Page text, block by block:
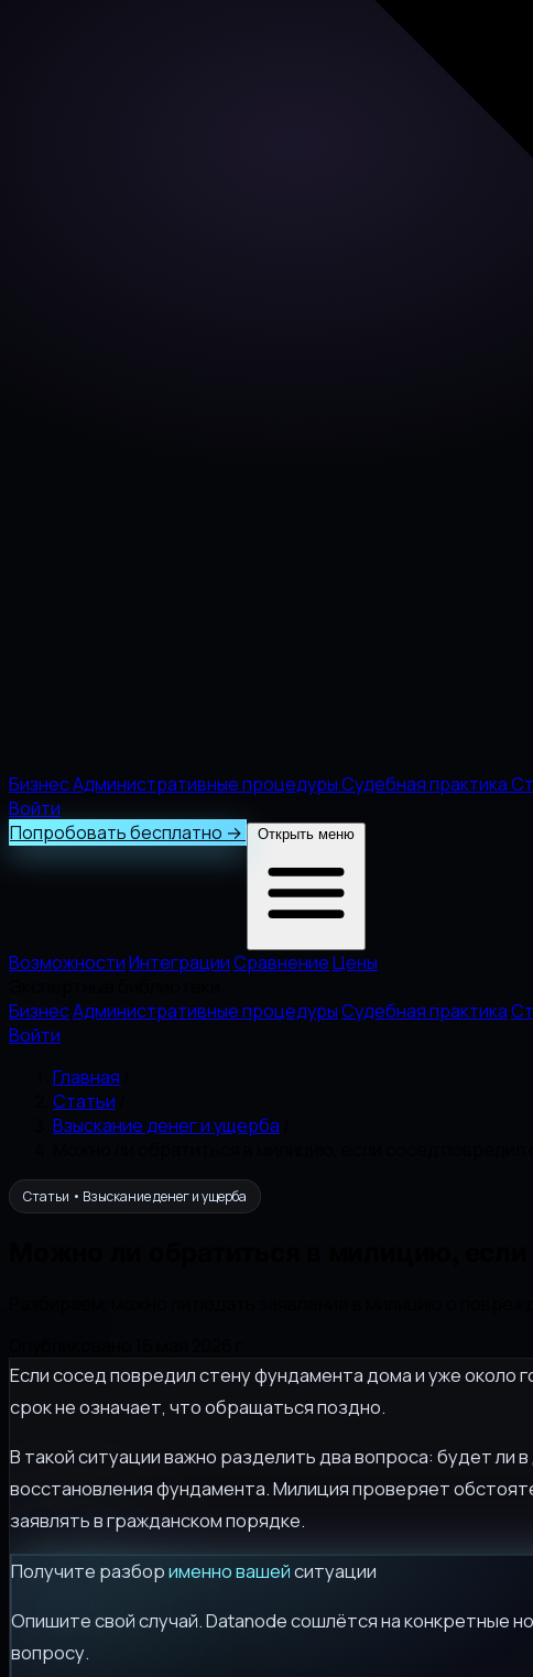
БизнесАдминистративные процедурыСудебная практика
Войти
Попробовать бесплатно → Открыть меню
ВозможностиИнтеграцииСравнениеЦены
БизнесАдминистративные процедурыСудебная практика
Войти
Главная
Статьи
Взыскание денег и ущерба
Статьи • Взыскание денег и ущерба
Если сосед повредил стену фундамента дома и уже около
срок не означает, что обращаться поздно.
В такой ситуации важно разделить два вопроса: будет ли
восстановления фундамента. Милиция проверяет
заявлять в гражданском порядке.
Получите разборименно вашейситуации
Опишите свой случай. Datanode сошлётся на конкретные
вопросу.